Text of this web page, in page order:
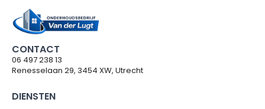
CONTACT
06 497 238 13
Renesselaan 29, 3454 XW, Utrecht
DIENSTEN